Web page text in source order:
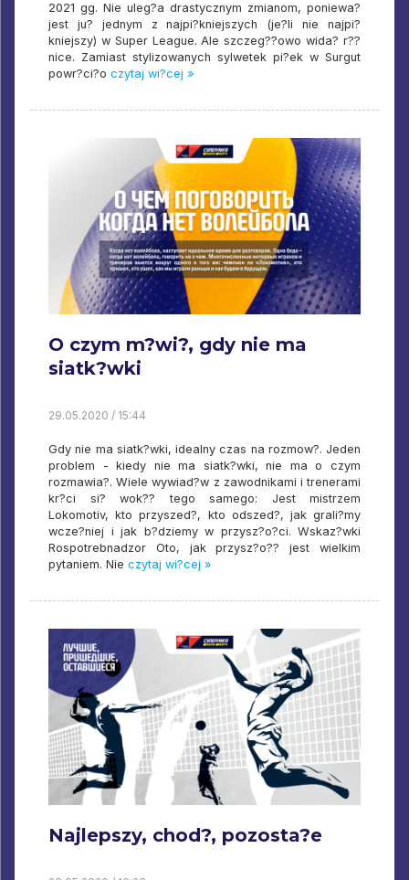
2021 gg. Nie uleg?a drastycznym zmianom, poniewa?
jest ju? jednym z najpi?kniejszych (je?li nie najpi?
kniejszy) w Super League. Ale szczeg??owo wida? r??
nice. Zamiast stylizowanych sylwetek pi?ek w Surgut
powr?ci?o czytaj wi?cej »
O czym m?wi?, gdy nie ma
siatk?wki
29.05.2020 / 15:44
Gdy nie ma siatk?wki, idealny czas na rozmow?. Jeden
problem - kiedy nie ma siatk?wki, nie ma o czym
rozmawia?. Wiele wywiad?w z zawodnikami i trenerami
kr?ci si? wok?? tego samego: Jest mistrzem
Lokomotiv, kto przyszed?, kto odszed?, jak grali?my
wcze?niej i jak b?dziemy w przysz?o?ci. Wskaz?wki
Rospotrebnadzor Oto, jak przysz?o?? jest wielkim
pytaniem. Nie czytaj wi?cej »
Najlepszy, chod?, pozosta?e